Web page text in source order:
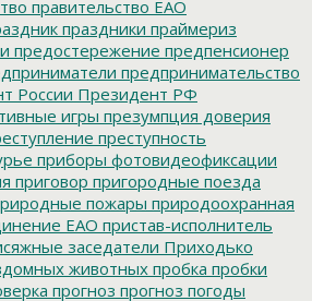
правительство ЕАО
праздники праймериз
предостережение предпенсионер
предпринимательство
России Президент РФ
игры презумпция доверия
преступность
приборы фотовидеофиксации
приговор пригородные поезда
пожары природоохранная
ЕАО пристав-исполнитель
заседатели Приходько
животных пробка пробки
прогноз прогноз погоды